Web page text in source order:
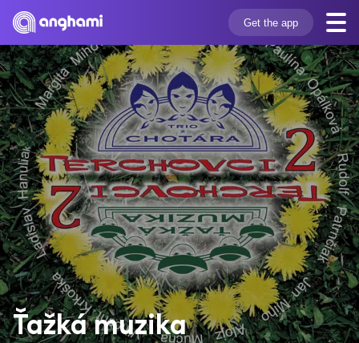
Get the app
Ťažká muzika